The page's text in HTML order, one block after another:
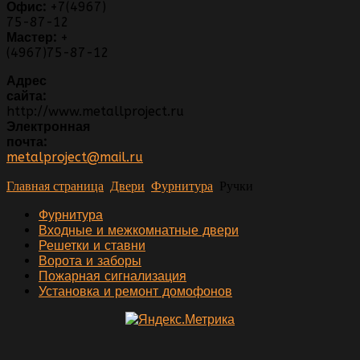
Офис: +7(4967)
75-87-12
Мастер: +
(4967)75-87-12
Адрес
сайта:
http://www.metallproject.ru
Электронная
почта:
metalproject@mail.ru
Главная страница Двери Фурнитура Ручки
Фурнитура
Входные и межкомнатные двери
Решетки и ставни
Ворота и заборы
Пожарная сигнализация
Установка и ремонт домофонов